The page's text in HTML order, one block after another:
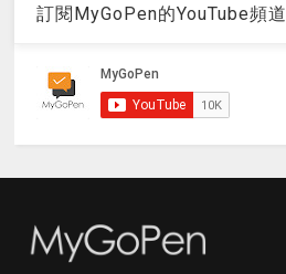
訂閱MyGoPen的YouTube頻道